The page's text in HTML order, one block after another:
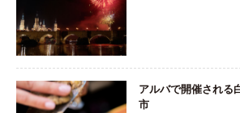
アルバで開催される
市